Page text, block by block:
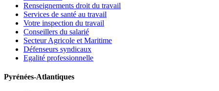
Renseignements droit du travail
Services de santé au travail
Votre inspection du travail
Conseillers du salarié
Secteur Agricole et Maritime
Défenseurs syndicaux
Egalité professionnelle
Pyrénées-Atlantiques